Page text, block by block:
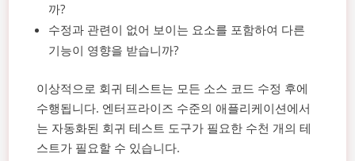
까?
수정과 관련이 없어 보이는 요소를 포함하여 다른
기능이 영향을 받습니까?
이상적으로 회귀 테스트는 모든 소스 코드 수정 후에
수행됩니다. 엔터프라이즈 수준의 애플리케이션에서
는 자동화된 회귀 테스트 도구가 필요한 수천 개의 테
스트가 필요할 수 있습니다.